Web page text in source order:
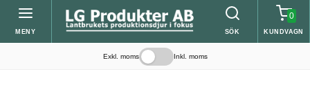
MENY SÖK
0
KUNDVAGN
Exkl. moms Inkl. moms